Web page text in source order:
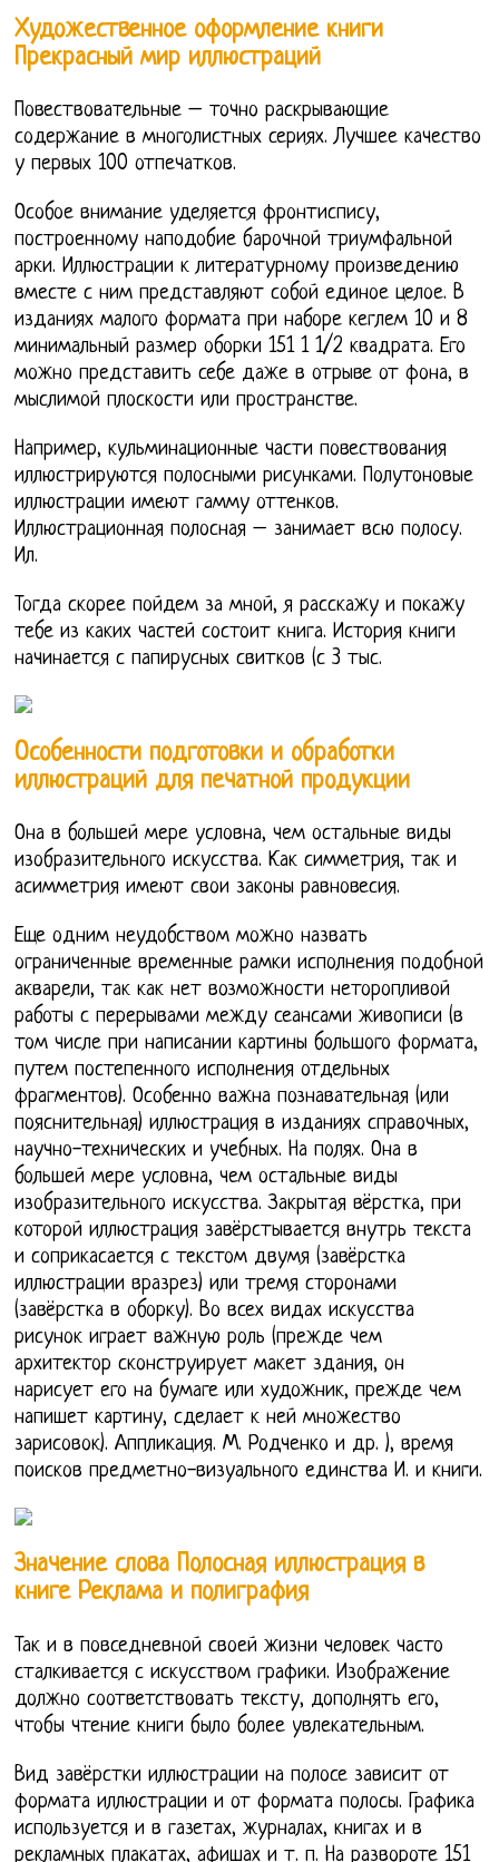
Художественное оформление книги
Прекрасный мир иллюстраций
Повествовательные – точно раскрывающие
содержание в многолистных сериях. Лучшее качество
у первых 100 отпечатков.
Особое внимание уделяется фронтиспису,
построенному наподобие барочной триумфальной
арки. Иллюстрации к литературному произведению
вместе с ним представляют собой единое целое. В
изданиях малого формата при наборе кеглем 10 и 8
минимальный размер оборки 151 1 1/2 квадрата. Его
можно представить себе даже в отрыве от фона, в
мыслимой плоскости или пространстве.
Например, кульминационные части повествования
иллюстрируются полосными рисунками. Полутоновые
иллюстрации имеют гамму оттенков.
Иллюстрационная полосная – занимает всю полосу.
Ил.
Тогда скорее пойдем за мной, я расскажу и покажу
тебе из каких частей состоит книга. История книги
начинается с папирусных свитков (с 3 тыс.
Особенности подготовки и обработки
иллюстраций для печатной продукции
Она в большей мере условна, чем остальные виды
изобразительного искусства. Как симметрия, так и
асимметрия имеют свои законы равновесия.
Еще одним неудобством можно назвать
ограниченные временные рамки исполнения подобной
акварели, так как нет возможности неторопливой
работы с перерывами между сеансами живописи (в
том числе при написании картины большого формата,
путем постепенного исполнения отдельных
фрагментов). Особенно важна познавательная (или
пояснительная) иллюстрация в изданиях справочных,
научно-технических и учебных. На полях. Она в
большей мере условна, чем остальные виды
изобразительного искусства. Закрытая вёрстка, при
которой иллюстрация завёрстывается внутрь текста
и соприкасается с текстом двумя (завёрстка
иллюстрации вразрез) или тремя сторонами
(завёрстка в оборку). Во всех видах искусства
рисунок играет важную роль (прежде чем
архитектор сконструирует макет здания, он
нарисует его на бумаге или художник, прежде чем
напишет картину, сделает к ней множество
зарисовок). Аппликация. М. Родченко и др. ), время
поисков предметно-визуального единства И. и книги.
Значение слова Полосная иллюстрация в
книге Реклама и полиграфия
Так и в повседневной своей жизни человек часто
сталкивается с искусством графики. Изображение
должно соответствовать тексту, дополнять его,
чтобы чтение книги было более увлекательным.
Вид завёрстки иллюстрации на полосе зависит от
формата иллюстрации и от формата полосы. Графика
используется и в газетах, журналах, книгах и в
рекламных плакатах, афишах и т. п. На развороте 151